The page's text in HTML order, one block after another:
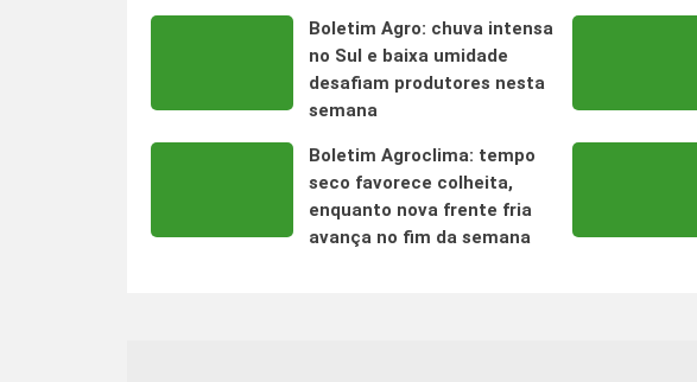
Boletim Agro: chuva intensa
no Sul e baixa umidade
desafiam produtores nesta
semana
Boletim Agroclima: tempo
seco favorece colheita,
enquanto nova frente fria
avança no fim da semana